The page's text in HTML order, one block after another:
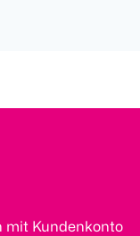
mit Kundenkonto